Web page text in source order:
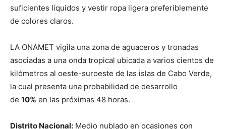
suficientes líquidos y vestir ropa ligera preferiblemente
de colores claros.
LA ONAMET vigila una zona de aguaceros y tronadas
asociadas a una onda tropical ubicada a varios cientos de
kilómetros al oeste-suroeste de las islas de Cabo Verde,
la cual presenta una probabilidad de desarrollo
de 10% en las próximas 48 horas.
Distrito Nacional: Medio nublado en ocasiones con